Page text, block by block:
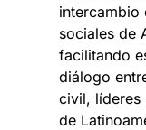
intercambio
sociales de
facilitando
diálogo
civil, líderes
de